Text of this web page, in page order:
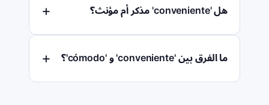
هل 'conveniente' مذكر أم مؤنث؟
ما الفرق بين 'conveniente' و 'cómodo'؟